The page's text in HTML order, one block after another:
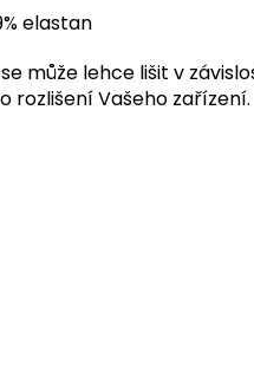
elastan
může lehce lišit v
Vašeho zařízení.